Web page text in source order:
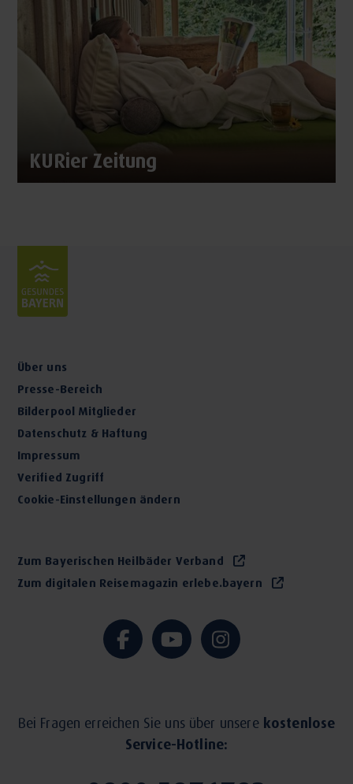
KURier Zeitung
Über uns
Presse-Bereich
Bilderpool Mitglieder
Datenschutz & Haftung
Impressum
Verified Zugriff
Cookie-Einstellungen ändern
Zum Bayerischen Heilbäder Verband
Zum digitalen Reisemagazin erlebe.bayern
Bei Fragen erreichen Sie uns über unsere kostenlose
Service-Hotline: